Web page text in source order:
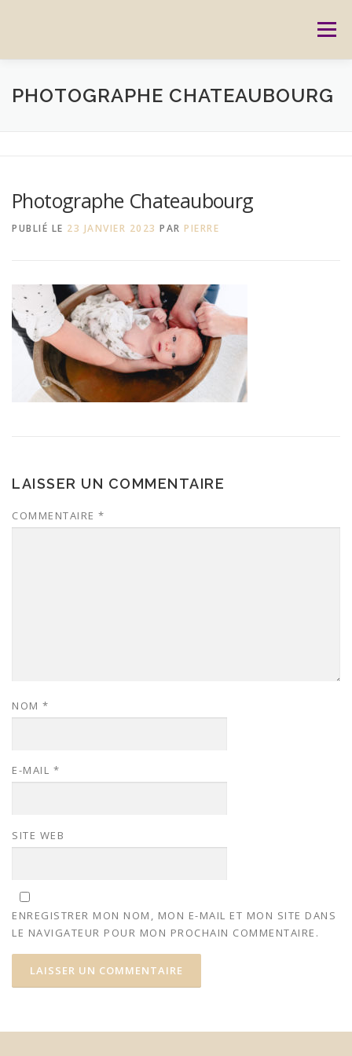
Menu
ACCUEIL PRESTATIONS CARTES CADEAUX
REPORTAGES MON HISTOIRE
PHOTOGRAPHE CHATEAUBOURG
Photographe Chateaubourg
PUBLIÉ LE 23 JANVIER 2023 PAR PIERRE
LAISSER UN COMMENTAIRE
COMMENTAIRE *
NOM *
E-MAIL *
SITE WEB
ENREGISTRER MON NOM, MON E-MAIL ET MON SITE DANS
LE NAVIGATEUR POUR MON PROCHAIN COMMENTAIRE.